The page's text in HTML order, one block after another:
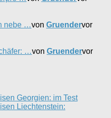
nebe …von Gruendervor
…von Gruendervor
Georgien: im Test
Liechtenstein: